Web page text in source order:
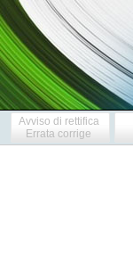
Avviso di rettifica
Errata corrige